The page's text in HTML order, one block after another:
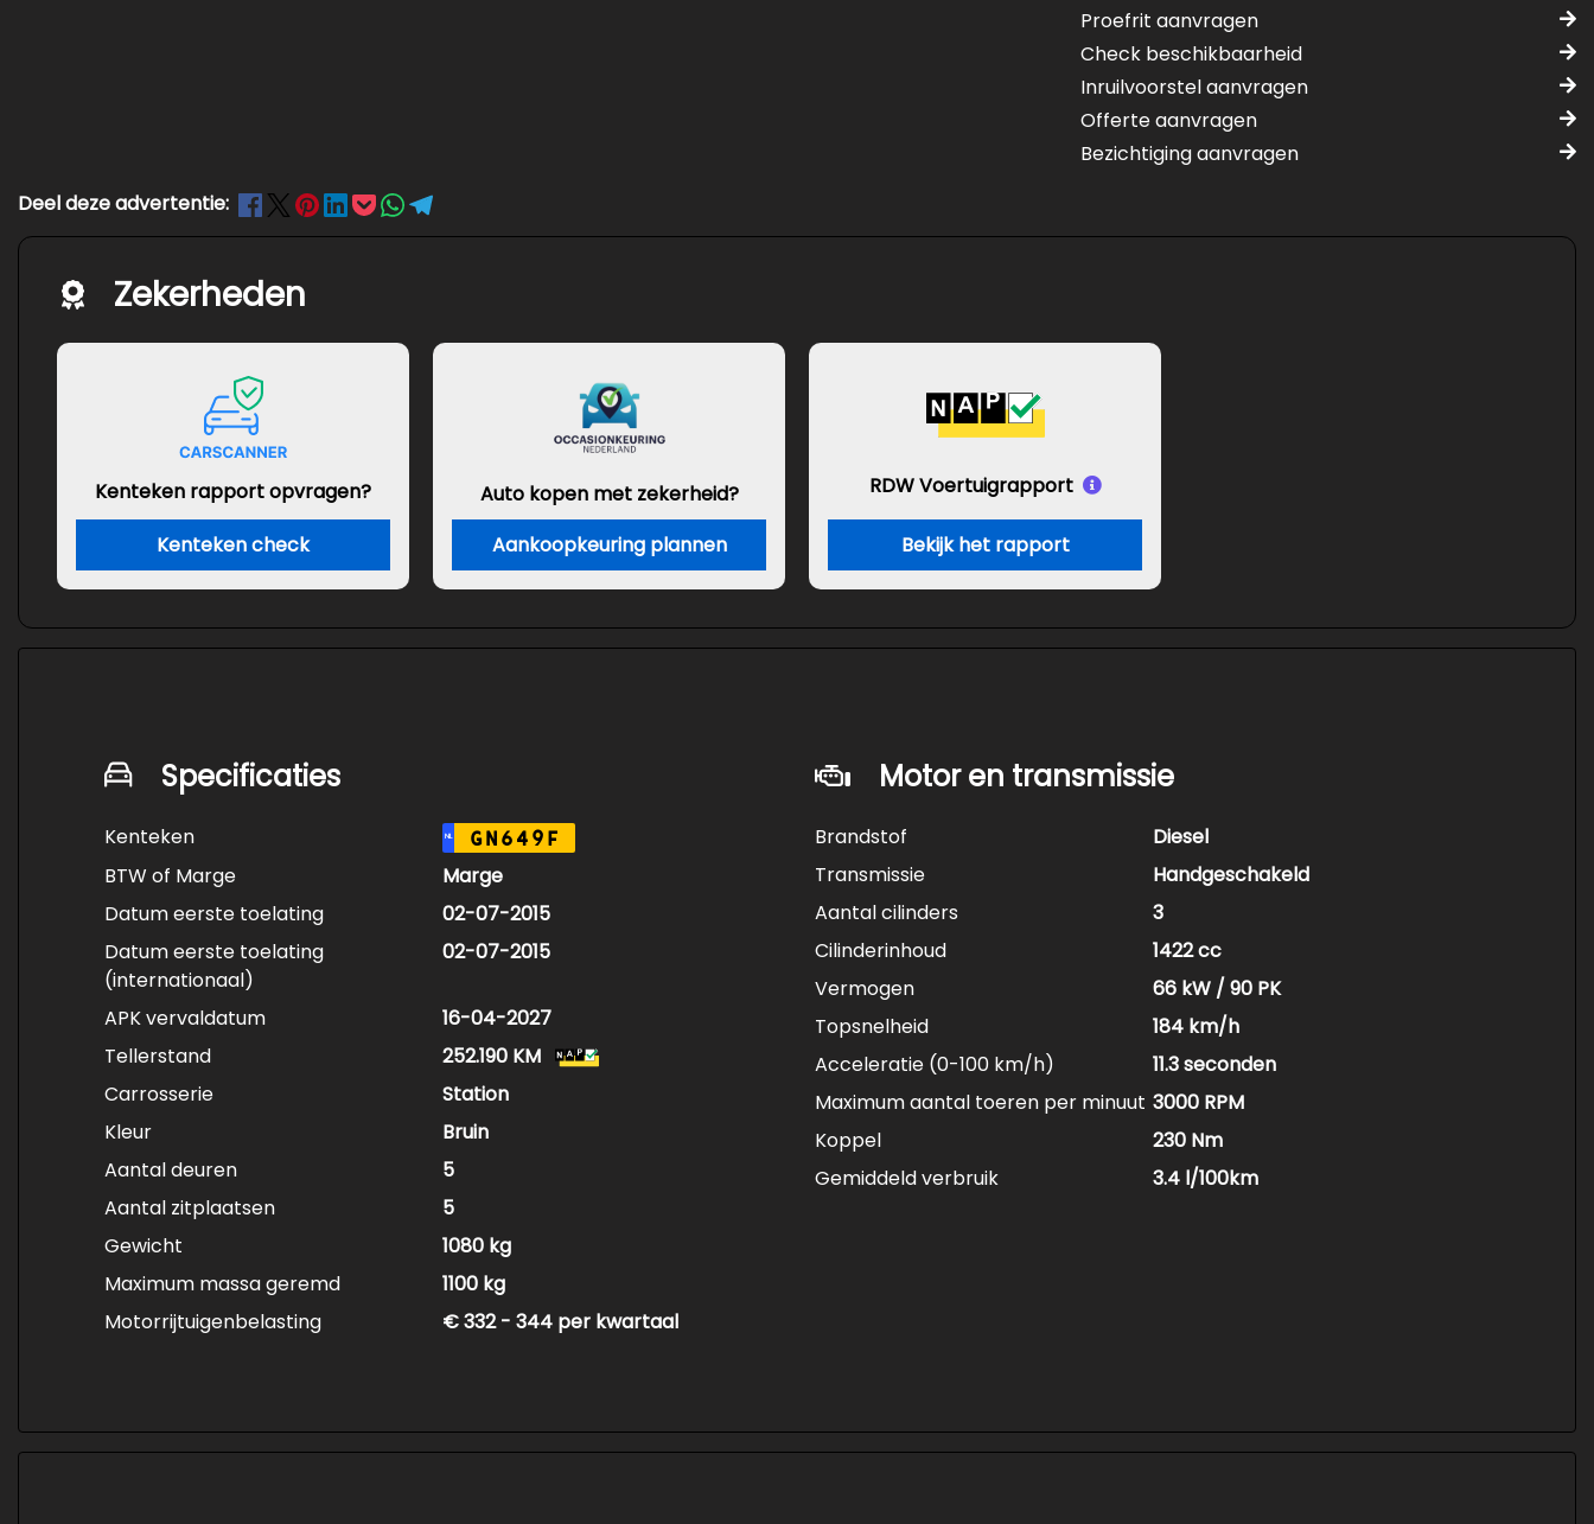
Proefrit aanvragen
Check beschikbaarheid
Inruilvoorstel aanvragen
Offerte aanvragen
Bezichtiging aanvragen
Deel deze advertentie:
Zekerheden
Kenteken rapport opvragen?
Kenteken check
Auto kopen met zekerheid?
Aankoopkeuring plannen
RDW Voertuigrapport
Bekijk het rapport
Specificaties
Kenteken NL GN649F
BTW of Marge
Marge
Datum eerste toelating
02-07-2015
Datum eerste toelating
(internationaal)
02-07-2015
APK vervaldatum
16-04-2027
Tellerstand
252.190 KM
Carrosserie
Station
Kleur
Bruin
Aantal deuren
5
Aantal zitplaatsen
5
Gewicht
1080 kg
Maximum massa geremd
1100 kg
Motorrijtuigenbelasting
€ 332 - 344 per kwartaal
Motor en transmissie
Brandstof
Diesel
Transmissie
Handgeschakeld
Aantal cilinders
3
Cilinderinhoud
1422 cc
Vermogen
66 kW / 90 PK
Topsnelheid
184 km/h
Acceleratie (0-100 km/h)
11.3 seconden
Maximum aantal toeren per minuut 3000 RPM
Koppel
230 Nm
Gemiddeld verbruik
3.4 l/100km